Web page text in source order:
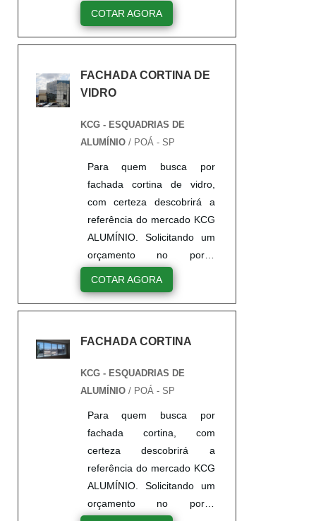
Soluções Industriais e
encontrando a líder do
VIDRO FACHADAQuem
precisa de cortina de vidro
que conhecer a KCG
ALUMÍNIO. É possível
encontrar janelas de correr
e janelas maxim ar, focando
em tecnologia e
desenvolvimento no que
gera r...
COTAR AGORA
FACHADA CORTINA DE
VIDRO
KCG - ESQUADRIAS DE
ALUMÍNIO / POÁ - SP
Para quem busca por
fachada cortina de vidro,
com certeza descobrirá a
referência do mercado KCG
ALUMÍNIO. Solicitando um
orçamento no portal
Soluções Industriais e
encontrando a líder do
é fachada cortina de vidro,
encontramos proteção com
assessoria técnica
especializada.MAIS
DETALHES SOBRE
FACHADA CORTINA DE
VIDROA KCG ALUMÍNIO
objetiva seus recursos em
oferecer um estrutur...
COTAR AGORA
FACHADA CORTINA
KCG - ESQUADRIAS DE
ALUMÍNIO / POÁ - SP
Para quem busca por
fachada cortina, com
certeza descobrirá a
referência do mercado KCG
ALUMÍNIO. Solicitando um
orçamento no portal